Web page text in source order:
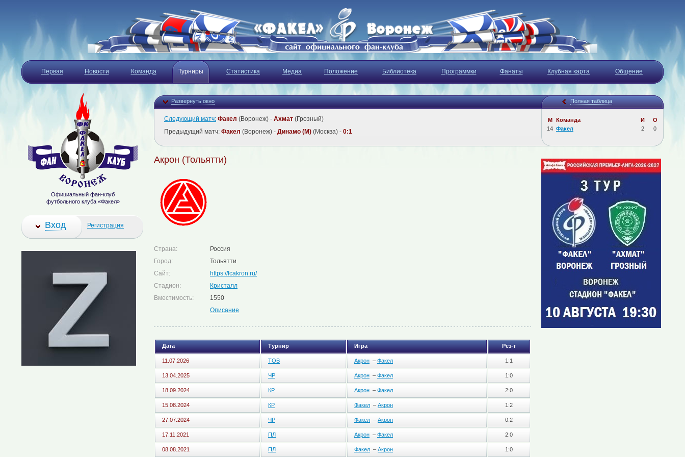
Первая Новости Команда Турниры Статистика Медиа Положение Библиотека Программки Фанаты Клубная карта Общение
Развернуть окно Полная таблица
М Команда И
О
14 Факел 2 0
Следующий матч: Факел (Воронеж) - Ахмат (Грозный)
Предыдущий матч: Факел (Воронеж) - Динамо (М) (Москва) - 0:1
Акрон (Тольятти)
Страна:
Россия
Город:
Тольятти
Сайт:
https://fcakron.ru/
Стадион:
Кристалл
Вместимость:
1550
Описание
Дата Турнир Игра Рез-т
11.07.2026 ТОВ Акрон – Факел 1:1
13.04.2025 ЧР Акрон – Факел 1:0
18.09.2024 КР Акрон – Факел 2:0
15.08.2024 КР Факел – Акрон 1:2
27.07.2024 ЧР Факел – Акрон 0:2
17.11.2021 ПЛ Акрон – Факел 2:0
08.08.2021 ПЛ Факел – Акрон 1:0
Официальный фан-клуб
футбольного клуба «Факел»
Вход Регистрация